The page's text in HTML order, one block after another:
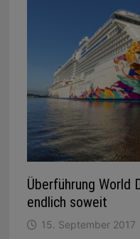
Überführung World
endlich soweit
15. September 2017